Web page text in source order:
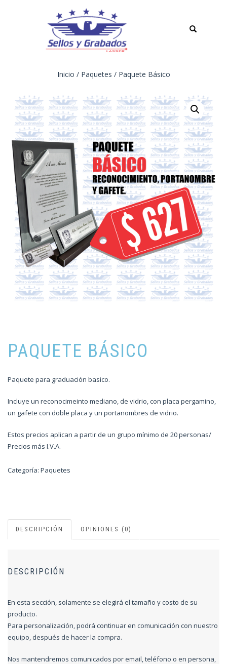
Inicio / Paquetes / Paquete Básico
PAQUETE BÁSICO
Paquete para graduación basico.
Incluye un reconocimeinto mediano, de vidrio, con placa pergamino,
un gafete con doble placa y un portanombres de vidrio.
Estos precios aplican a partir de un grupo mínimo de 20 personas/
Precios más I.V.A.
Categoría: Paquetes
DESCRIPCIÓN OPINIONES (0)
DESCRIPCIÓN
En esta sección, solamente se elegirá el tamaño y costo de su
producto.
Para personalización, podrá continuar en comunicación con nuestro
equipo, después de hacer la compra.
Nos mantendremos comunicados por email, teléfono o en persona,